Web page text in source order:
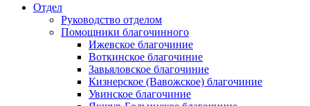
Отдел
Руководство отделом
Помощники благочинного
Ижевское благочиние
Воткинское благочиние
Завьяловское благочиние
Кизнерское (Вавожское) благочиние
Увинское благочиние